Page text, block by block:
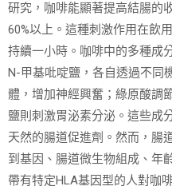
研究，咖啡能顯著提高結腸的
60%以上。這種刺激作用在飲
持續一小時。咖啡中的多種成
N-甲基吡啶鹽，各自透過不同
體，增加神經興奮；綠原酸調
鹽則刺激胃泌素分泌。這些成
天然的腸道促進劑。然而，腸
到基因、腸道微生物組成、年
帶有特定HLA基因型的人對咖